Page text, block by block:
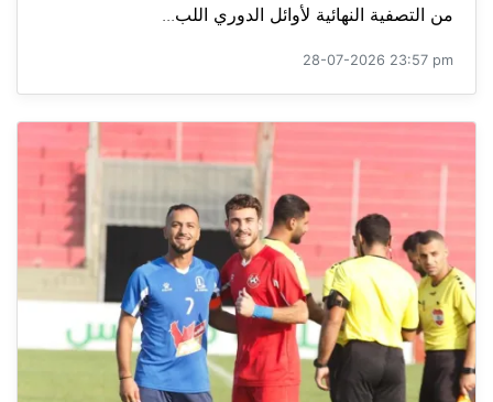
من التصفية النهائية لأوائل الدوري اللب...
28-07-2026 23:57 pm